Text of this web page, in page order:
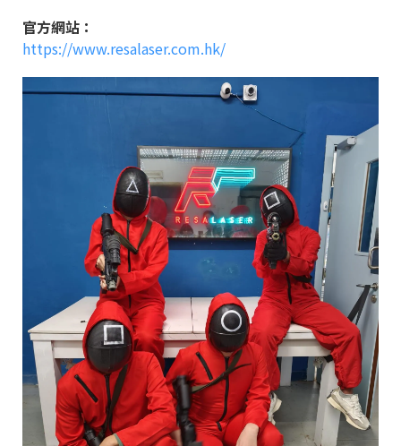
官方網站：
https://www.resalaser.com.hk/